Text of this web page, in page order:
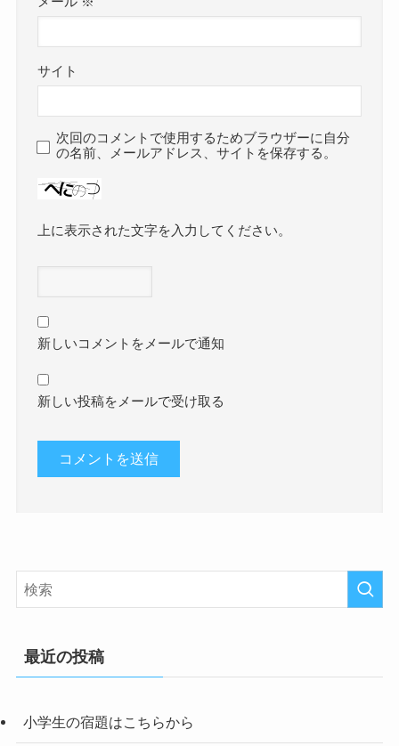
サイト
次回のコメントで使用するためブラウザーに自分
の名前、メールアドレス、サイトを保存する。
上に表示された文字を入力してください。
新しいコメントをメールで通知
新しい投稿をメールで受け取る
最近の投稿
小学生の宿題はこちらから